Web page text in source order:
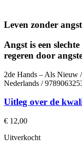
Leven zonder angst
Angst is een
regeren door
2de Hands – Als Nieuw
Nederlands /
Uitleg over de
€ 12,00
Uitverkocht